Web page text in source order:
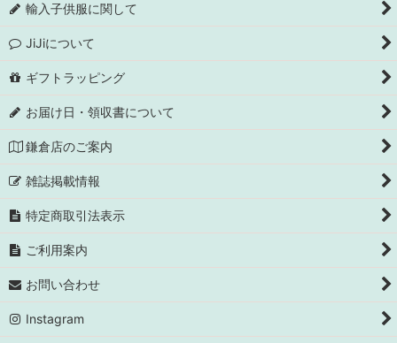
輸入子供服に関して
JiJiについて
ギフトラッピング
お届け日・領収書について
鎌倉店のご案内
雑誌掲載情報
特定商取引法表示
ご利用案内
お問い合わせ
Instagram